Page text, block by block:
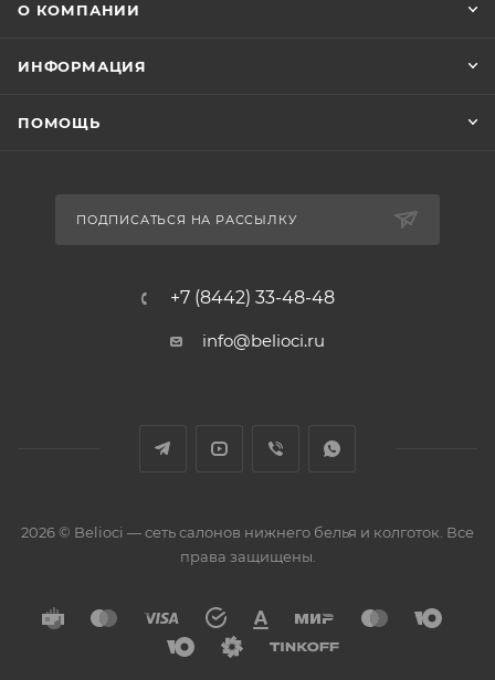
О КОМПАНИИ
ИНФОРМАЦИЯ
ПОМОЩЬ
ПОДПИСАТЬСЯ НА РАССЫЛКУ
+7 (8442) 33-48-48
info@belioci.ru
2026 © Belioci — сеть салонов нижнего белья и колготок. Все
права защищены.